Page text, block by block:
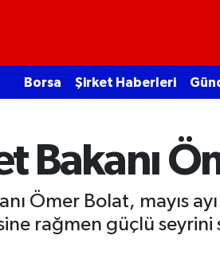
Borsa Şirket Haberleri
Bakanı
Ömer Bolat, mayıs
rağmen güçlü